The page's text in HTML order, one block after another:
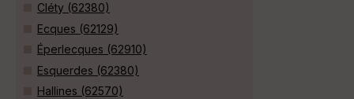
Cléty (62380)
Ecques (62129)
Éperlecques (62910)
Esquerdes (62380)
Hallines (62570)